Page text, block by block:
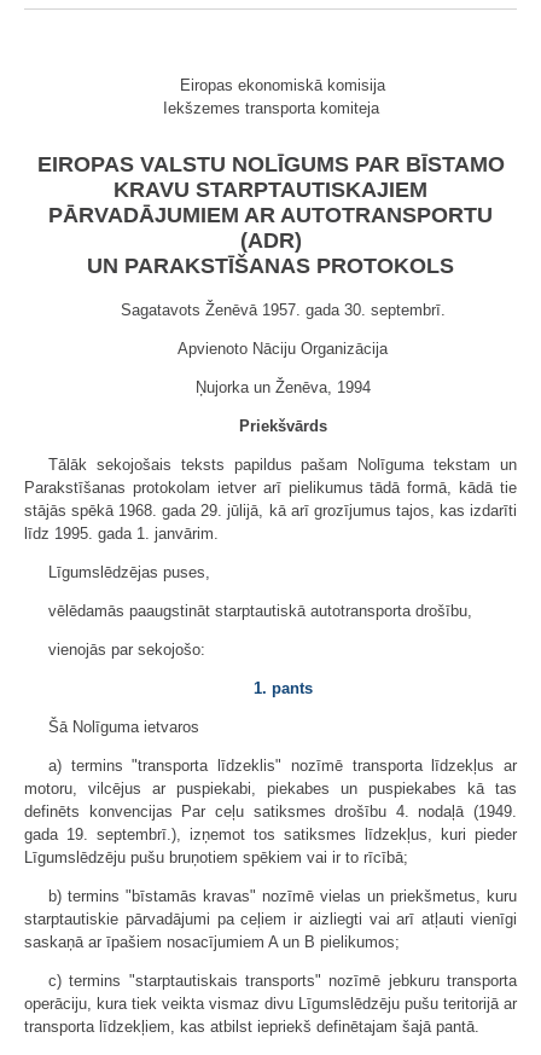
Eiropas ekonomiskā komisija
Iekšzemes transporta komiteja
EIROPAS VALSTU NOLĪGUMS PAR BĪSTAMO
KRAVU STARPTAUTISKAJIEM
PĀRVADĀJUMIEM AR AUTOTRANSPORTU
(ADR)
UN PARAKSTĪŠANAS PROTOKOLS
Sagatavots Ženēvā 1957. gada 30. septembrī.
Apvienoto Nāciju Organizācija
Ņujorka un Ženēva, 1994
Priekšvārds
Tālāk sekojošais teksts papildus pašam Nolīguma tekstam un
Parakstīšanas protokolam ietver arī pielikumus tādā formā, kādā tie
stājās spēkā 1968. gada 29. jūlijā, kā arī grozījumus tajos, kas izdarīti
līdz 1995. gada 1. janvārim.
Līgumslēdzējas puses,
vēlēdamās paaugstināt starptautiskā autotransporta drošību,
vienojās par sekojošo:
1. pants
Šā Nolīguma ietvaros
a) termins "transporta līdzeklis" nozīmē transporta līdzekļus ar
motoru, vilcējus ar puspiekabi, piekabes un puspiekabes kā tas
definēts konvencijas Par ceļu satiksmes drošību 4. nodaļā (1949.
gada 19. septembrī.), izņemot tos satiksmes līdzekļus, kuri pieder
Līgumslēdzēju pušu bruņotiem spēkiem vai ir to rīcībā;
b) termins "bīstamās kravas" nozīmē vielas un priekšmetus, kuru
starptautiskie pārvadājumi pa ceļiem ir aizliegti vai arī atļauti vienīgi
saskaņā ar īpašiem nosacījumiem A un B pielikumos;
c) termins "starptautiskais transports" nozīmē jebkuru transporta
operāciju, kura tiek veikta vismaz divu Līgumslēdzēju pušu teritorijā ar
transporta līdzekļiem, kas atbilst iepriekš definētajam šajā pantā.